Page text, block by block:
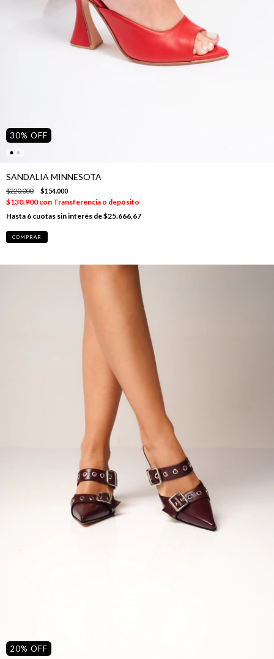
30% OFF
SANDALIA MINNESOTA
$220.000 $154.000
$130.900con Transferencia o depósito
6 cuotas sin interés de$25.666,67
COMPRAR
20% OFF